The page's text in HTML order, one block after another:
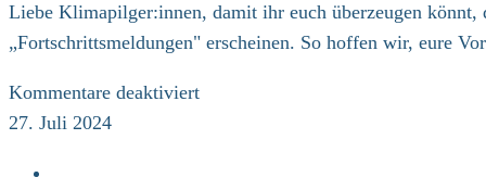
8.
Pilgerweg
Liebe Klimapilger:innen, damit ihr euch überzeugen
„Fortschrittsmeldungen" erscheinen. So hoffen wir, eure
Kommentare deaktiviertfür
27. Juli 2024